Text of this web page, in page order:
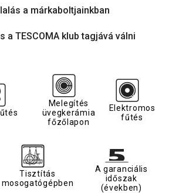
a márkaboltjainkban
a TESCOMA klub tagjává válni
Melegítés
üvegkerámia
főzőlapon
Elektromos
fűtés
Tisztítás
mosogatógépben
A garanciális
időszak
(években)